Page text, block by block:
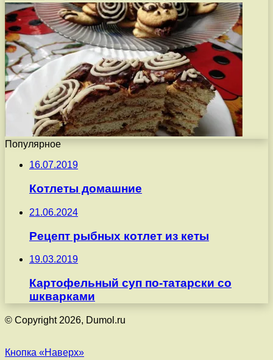
Популярное
16.07.2019
Котлеты домашние
21.06.2024
Рецепт рыбных котлет из кеты
19.03.2019
Картофельный суп по-татарски со
шкварками
© Copyright 2026, Dumol.ru
Кнопка «Наверх»